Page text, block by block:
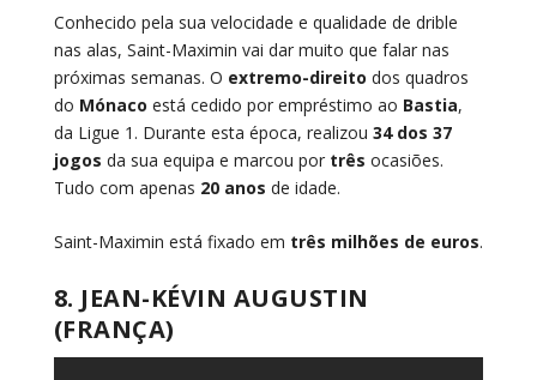
Conhecido pela sua velocidade e qualidade de drible
nas alas, Saint-Maximin vai dar muito que falar nas
próximas semanas. O extremo-direito dos quadros
do Mónaco está cedido por empréstimo ao Bastia,
da Ligue 1. Durante esta época, realizou 34 dos 37
jogos da sua equipa e marcou por três ocasiões.
Tudo com apenas 20 anos de idade.
Saint-Maximin está fixado em três milhões de euros.
8. JEAN-KÉVIN AUGUSTIN
(FRANÇA)